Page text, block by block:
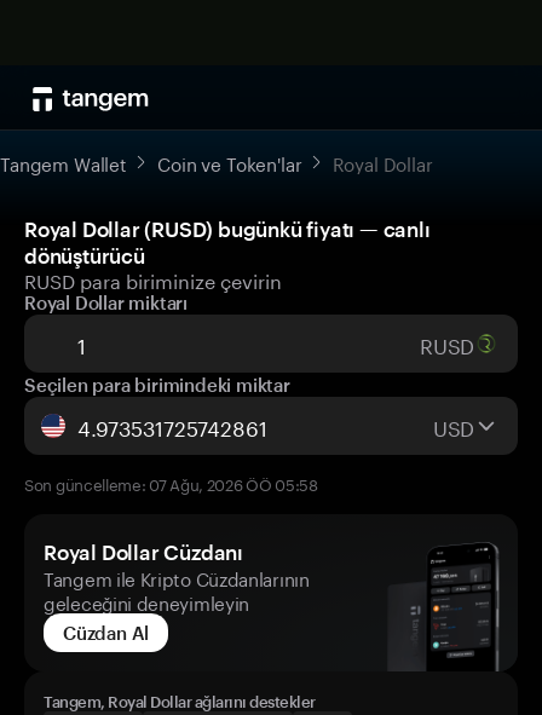
Tangem Wallet Coin ve Token'lar Royal Dollar
Royal Dollar (RUSD) bugünkü fiyatı — canlı
dönüştürücü
RUSD para biriminize çevirin
Royal Dollar miktarı
RUSD
Seçilen para birimindeki miktar
USD
Son güncelleme: 07 Ağu, 2026 ÖÖ 05:58
Royal Dollar Cüzdanı
Tangem ile Kripto Cüzdanlarının
geleceğini deneyimleyin
Cüzdan Al
Tangem, Royal Dollar ağlarını destekler